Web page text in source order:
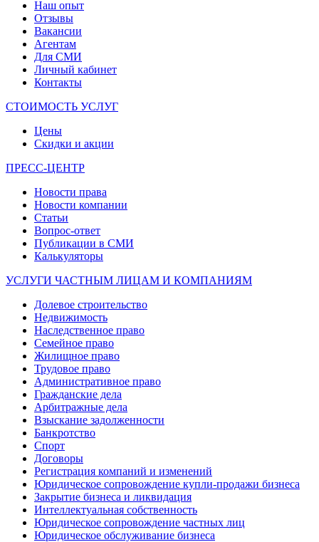
Наш опыт
Отзывы
Вакансии
Агентам
Для СМИ
Личный кабинет
Контакты
СТОИМОСТЬ УСЛУГ
Цены
Скидки и акции
ПРЕСС-ЦЕНТР
Новости права
Новости компании
Статьи
Вопрос-ответ
Публикации в СМИ
Калькуляторы
УСЛУГИ ЧАСТНЫМ ЛИЦАМ И КОМПАНИЯМ
Долевое строительство
Недвижимость
Наследственное право
Семейное право
Жилищное право
Трудовое право
Административное право
Гражданские дела
Арбитражные дела
Взыскание задолженности
Банкротство
Спорт
Договоры
Регистрация компаний и изменений
Юридическое сопровождение купли-продажи бизнеса
Закрытие бизнеса и ликвидация
Интеллектуальная собственность
Юридическое сопровождение частных лиц
Юридическое обслуживание бизнеса